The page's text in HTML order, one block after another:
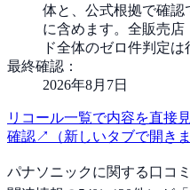
体と、公式根拠で確認
に含めます。全販売
ド全体のゼロ件判定は
最終確認：
2026年8月7日
リコール一覧で内容を直接
確認↗ （新しいタブで開きま
パナソニックに関する口コ